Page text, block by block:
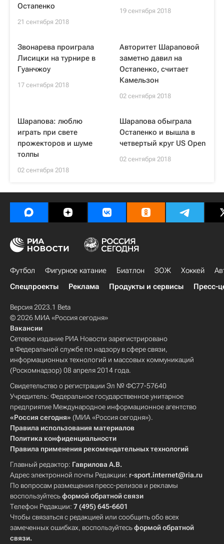
Остапенко
21 сентября 2018
19 сентября 2018
Звонарева проиграла
Лисицки на турнире в
Гуанчжоу
17 сентября 2018
Авторитет Шараповой
заметно давил на
Остапенко, считает
Камельзон
02 сентября 2018
Шарапова: люблю
играть при свете
прожекторов и шуме
толпы
02 сентября 2018
Шарапова обыграла
Остапенко и вышла в
четвертый круг US Open
02 сентября 2018
Футбол Фигурное катание Биатлон ЗОЖ Хоккей
Спецпроекты
Реклама Продукты и сервисы Пресс-
Версия 2023.1 Beta
© 2026 МИА «Россия сегодня»
Вакансии
Сетевое издание РИА Новости зарегистрировано
в Федеральной службе по надзору в сфере связи,
информационных технологий и массовых коммуникаций
(Роскомнадзор) 08 апреля 2014 года.
Свидетельство о регистрации Эл № ФС77-57640
Учредитель: Федеральное государственное унитарное
предприятие Международное информационное агентство
«Россия сегодня» (МИА «Россия сегодня»).
Правила использования материалов
Политика конфиденциальности
Правила применения рекомендательных технологий
Главный редактор: Гаврилова А.В.
Адрес электронной почты Редакции: r-sport.internet@ria.ru
По вопросам размещения пресс-релизов и рекламы
воспользуйтесьформой обратной связи
Телефон Редакции: 7 (495) 645-6601
Чтобы связаться с редакцией или сообщить обо всех
замеченных ошибках, воспользуйтесьформой обратной
связи.